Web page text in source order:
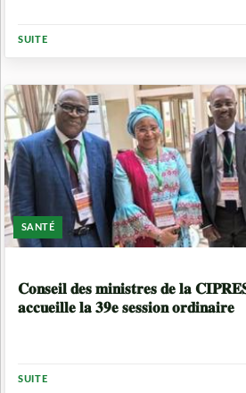
SUITE
SANTÉ
𝐂𝐨𝐧𝐬𝐞𝐢𝐥 𝐝𝐞𝐬 𝐦𝐢𝐧𝐢𝐬𝐭𝐫𝐞𝐬 𝐝𝐞 𝐥𝐚
𝐚𝐜𝐜𝐮𝐞𝐢𝐥𝐥𝐞 𝐥𝐚 𝟑𝟗𝐞 𝐬𝐞𝐬𝐬𝐢𝐨𝐧 𝐨𝐫𝐝𝐢𝐧𝐚𝐢𝐫𝐞
SUITE